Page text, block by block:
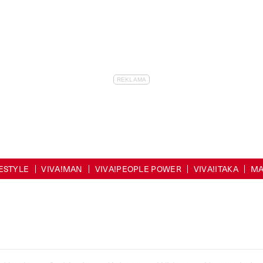
VIVA!MAN VIVA!PEOPLE POWER VIVA!ITAKA